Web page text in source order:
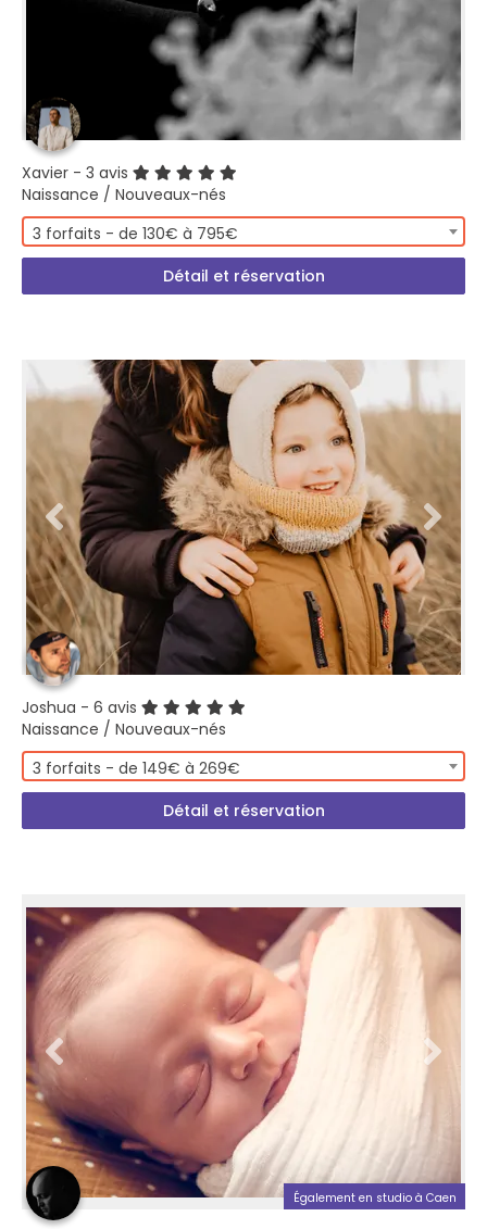
Xavier - 3 avis
Naissance / Nouveaux-nés
3 forfaits - de 130€ à 795€
Détail et réservation
Joshua - 6 avis
Naissance / Nouveaux-nés
3 forfaits - de 149€ à 269€
Détail et réservation
Également en studio à Caen